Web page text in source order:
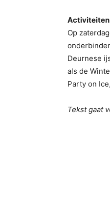
Activiteiten
Op
Deurnese
als de
Party on
Tekst gaat